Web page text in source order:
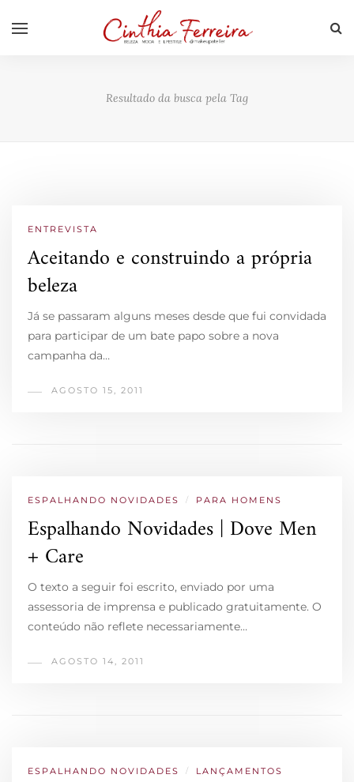
Resultado da busca pela Tag
ENTREVISTA
Aceitando e construindo a própria
beleza
Já se passaram alguns meses desde que fui convidada
para participar de um bate papo sobre a nova
campanha da…
AGOSTO 15, 2011
ESPALHANDO NOVIDADES / PARA HOMENS
Espalhando Novidades | Dove Men
+ Care
O texto a seguir foi escrito, enviado por uma
assessoria de imprensa e publicado gratuitamente. O
conteúdo não reflete necessariamente…
AGOSTO 14, 2011
ESPALHANDO NOVIDADES / LANÇAMENTOS